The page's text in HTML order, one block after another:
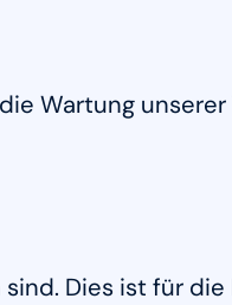
Wartung
Dies ist für